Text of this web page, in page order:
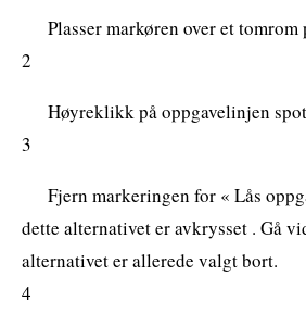
Plasser markøren over et
2
Høyreklikk på oppgavelinjen
3
Fjern markeringen for « Lås
dette alternativet er avkrysset . Gå
alternativet er allerede valgt bort.
4